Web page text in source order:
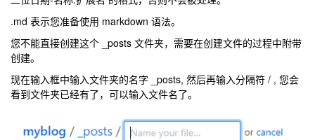
.md 表示您准备使用 markdown 语法。
您不能直接创建这个 _posts 文件夹，需要在创建文件的过程中附带
创建。
现在输入框中输入文件夹的名字 _posts, 然后再输入分隔符 / , 您会
看到文件夹已经有了，可以输入文件名了。